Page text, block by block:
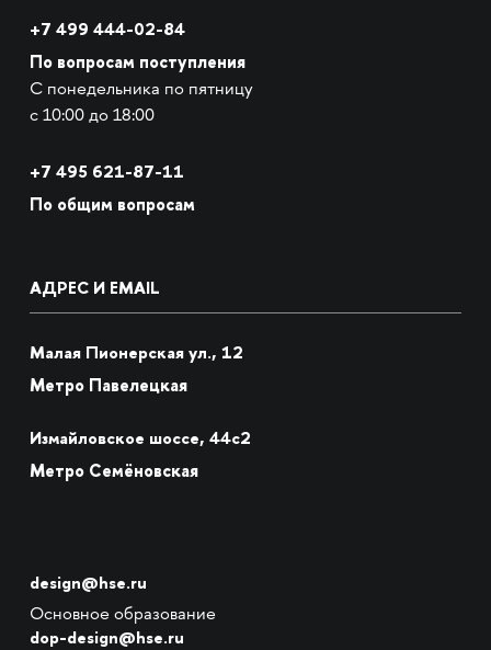
+7 499 444-02-84
По вопросам поступления
С понедельника по пятницу
с 10:00 до 18:00
+7 495 621-87-11
По общим вопросам
АДРЕС И EMAIL
Малая Пионерская ул., 12
Метро Павелецкая
Измайловское шоссе, 44с2
Метро Семёновская
design@hse.ru
Основное образование
dop-design@hse.ru